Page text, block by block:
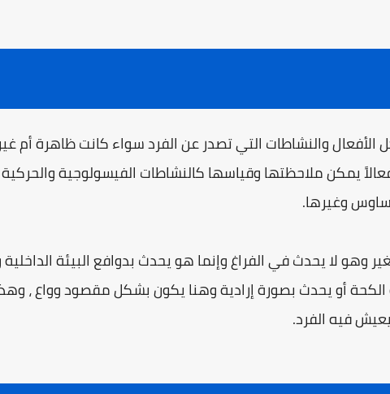
الأفعال والنشاطات التي تصدر عن الفرد سواء كانت ظاهرة أم
يمكن ملاحظتها وقياسها كالنشاطات الفيسولوجية
وغيرها.
وهو لا يحدث في الفراغ وإنما هو يحدث بدوافع البيئة
أو يحدث بصورة إرادية وهنا يكون بشكل مقصود وواع ،
فيه الفرد.